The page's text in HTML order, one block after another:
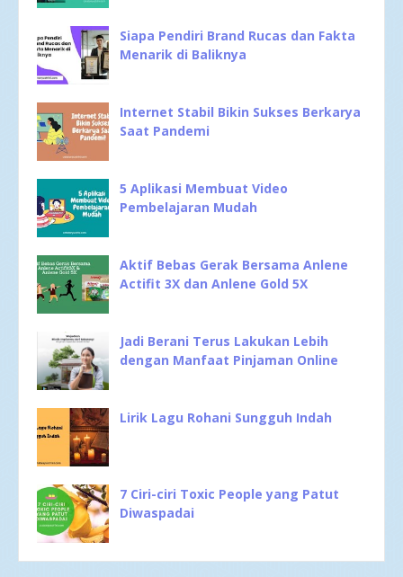
Siapa Pendiri Brand Rucas dan Fakta
Menarik di Baliknya
Internet Stabil Bikin Sukses Berkarya
Saat Pandemi
5 Aplikasi Membuat Video
Pembelajaran Mudah
Aktif Bebas Gerak Bersama Anlene
Actifit 3X dan Anlene Gold 5X
Jadi Berani Terus Lakukan Lebih
dengan Manfaat Pinjaman Online
Lirik Lagu Rohani Sungguh Indah
7 Ciri-ciri Toxic People yang Patut
Diwaspadai